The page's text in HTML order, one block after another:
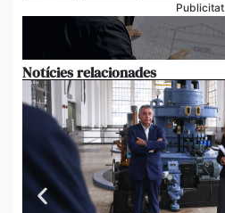
Publicitat
Notícies relacionades